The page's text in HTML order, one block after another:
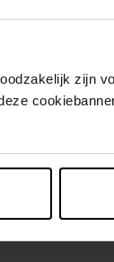
zijn
?